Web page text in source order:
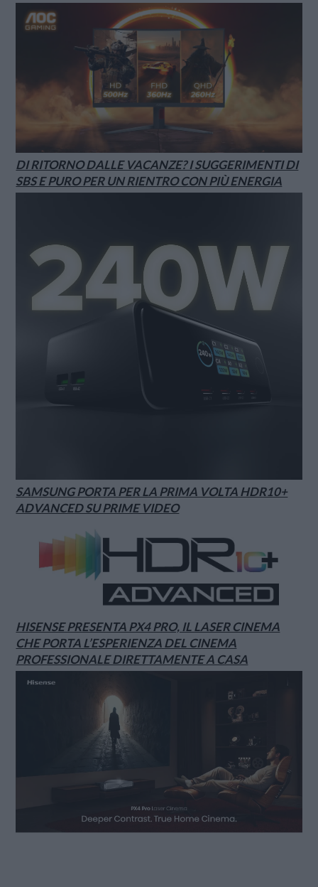
DI RITORNO DALLE VACANZE? I SUGGERIMENTI DI
SBS E PURO PER UN RIENTRO CON PIÙ ENERGIA
SAMSUNG PORTA PER LA PRIMA VOLTA HDR10+
ADVANCED SU PRIME VIDEO
HISENSE PRESENTA PX4 PRO, IL LASER CINEMA
CHE PORTA L’ESPERIENZA DEL CINEMA
PROFESSIONALE DIRETTAMENTE A CASA